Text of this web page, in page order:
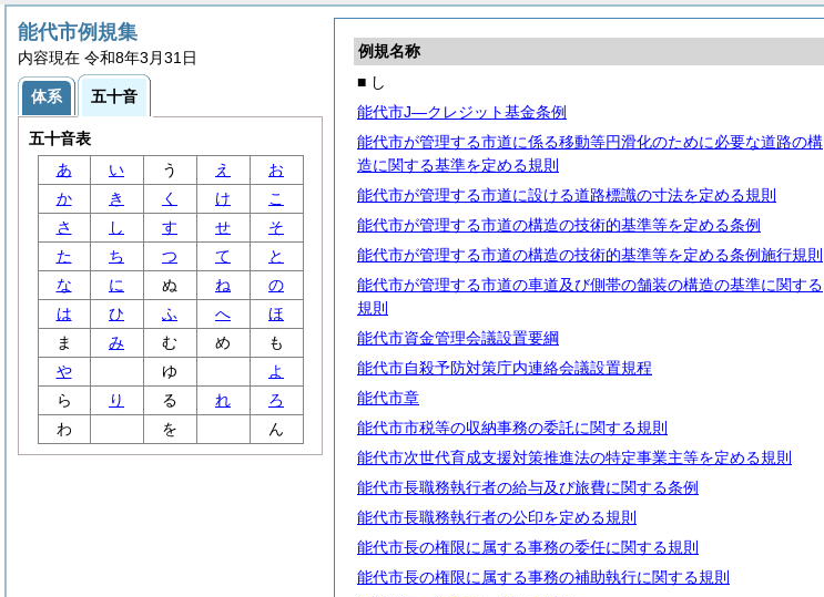
例規名称
■ し
能代市J―クレジット基金条例
能代市が管理する市道に係る移動等円滑化のために必要な道路の構
造に関する基準を定める規則
能代市が管理する市道に設ける道路標識の寸法を定める規則
能代市が管理する市道の構造の技術的基準等を定める条例
能代市が管理する市道の構造の技術的基準等を定める条例施行規則
能代市が管理する市道の車道及び側帯の舗装の構造の基準に関する
規則
能代市資金管理会議設置要綱
能代市自殺予防対策庁内連絡会議設置規程
能代市章
能代市市税等の収納事務の委託に関する規則
能代市次世代育成支援対策推進法の特定事業主等を定める規則
能代市長職務執行者の給与及び旅費に関する条例
能代市長職務執行者の公印を定める規則
能代市長の権限に属する事務の委任に関する規則
能代市長の権限に属する事務の補助執行に関する規則
能代市例規集
内容現在 令和8年3月31日
体系 五十音
五十音表
あ
い う え
お
か
き く け
こ
さ
し す せ
そ
た
ち つ て
と
な
に ぬ ね
の
は
ひ ふ へ
ほ
ま
み む め
も
や
ゆ
よ
ら
り る れ
ろ
わ
を ん